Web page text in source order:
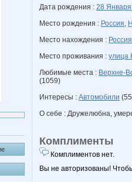
Дата рождения : 28
Место рождения : Россия,
Место нахождения : Россия
Место проживания : улица
Любимые места : Верхне-
(1059)
Интересы : Автомобили
О себе : Дружелюбна,
Комплименты
Комплиментов нет.
Вы не авторизованы!